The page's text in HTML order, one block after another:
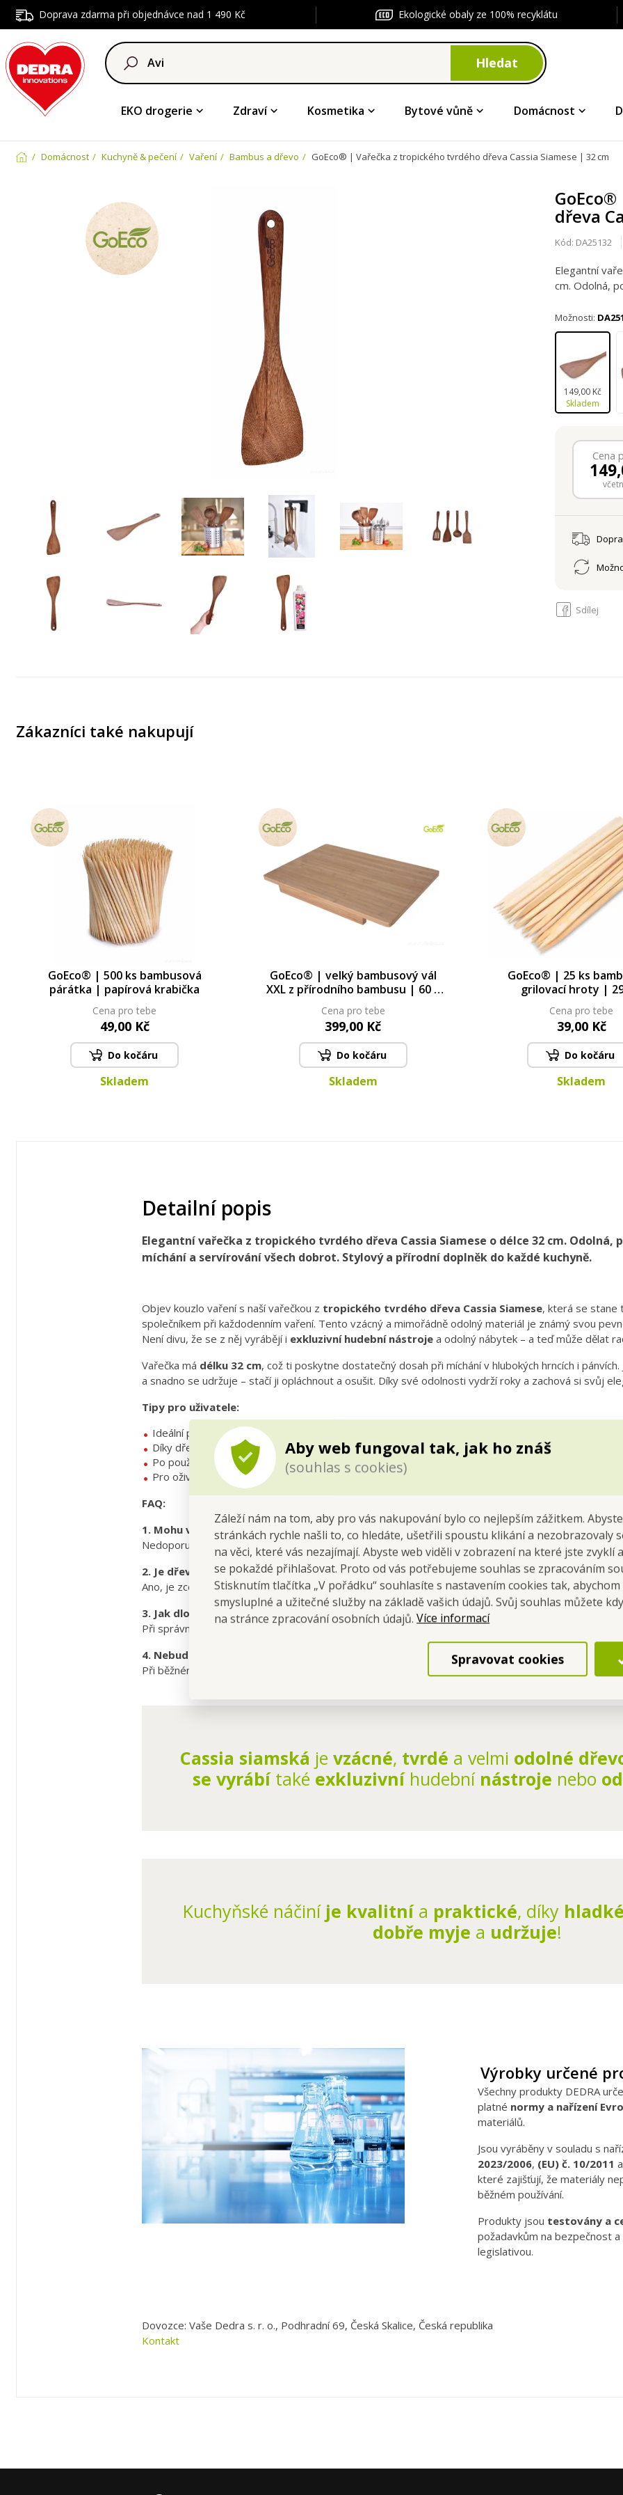
Doprava zdarma při objednávce nad 1 490 Kč Ekologické obaly ze 100% recyklátu
Hledat
EKO drogerie Zdraví Kosmetika Bytové vůně Domácnost
Aby web fungoval tak, jak ho znáš
(souhlas s cookies)
Záleží nám na tom, aby pro vás nakupování bylo co nejlepším zážitkem.
stránkách rychle našli to, co hledáte, ušetřili spoustu klikání a nezobrazovaly
na věci, které vás nezajímají. Abyste web viděli v zobrazení na které jste zvyklí
se pokaždé přihlašovat. Proto od vás potřebujeme souhlas se zpracováním
Stisknutím tlačítka „V pořádku“ souhlasíte s nastavením cookies tak,
smysluplné a užitečné služby na základě vašich údajů. Svůj souhlas můžete
na stránce zpracování osobních údajů.Více informací
Spravovat cookies
Domácnost Kuchyně & pečení Vaření Bambus a dřevo GoEco® | Vařečka z tropického tvrdého dřeva Cassia Siamese | 32 cm
dřeva
Kód: DA25132
Elegantní
cm. Odolná,
Možnosti:
149,00 Kč
Skladem
Cena
Sdílej
Zákazníci také nakupují
GoEco® | 500 ks bambusová
párátka | papírová krabička
Cena pro tebe
49,00 Kč
Do kočáru
Skladem
GoEco® | velký bambusový vál
XXL z přírodního bambusu | 60 ×
Cena pro tebe
399,00 Kč
Do kočáru
Skladem
GoEco® | 25 ks
grilovací hroty |
Cena pro tebe
39,00 Kč
Do kočáru
Skladem
Detailní popis
Elegantní vařečka z tropického tvrdého dřeva Cassia Siamese o délce 32 cm. Odolná,
míchání a servírování všech dobrot. Stylový a přírodní doplněk do každé kuchyně.
Objev kouzlo vaření s naší vařečkou z tropického tvrdého dřeva Cassia Siamese, která se stane
společníkem při každodenním vaření. Tento vzácný a mimořádně odolný materiál je známý svou
Není divu, že se z něj vyrábějí i exkluzivní hudební nástrojea odolný nábytek – a teď může dělat
Vařečka má délku 32 cm, což ti poskytne dostatečný dosah při míchání v hlubokých hrncích i pánvích.
a snadno se udržuje – stačí ji opláchnout a osušit. Díky své odolnosti vydrží roky a zachová si svůj
Tipy pro uživatele:
Ideální pro míchání polévek, omáček, těst i zeleninových směsí.
Díky dřevěnému materiálu je šetrná k povrchům s nepřilnavou vrstvou – nepoškrábe je.
Po použití ji umyj v ruce, aby si zachovala svůj krásný vzhled a dlouhou životnost.
Pro oživení barvy můžeš jednou za čas potřít povrch vařečky kapkou jedlého oleje.
FAQ:
1. Mohu vařečku mýt v myčce?
Nedoporučujeme to – horká voda a čisticí prostředky by mohly dřevo vysušit a poškodit. Lepší je
2. Je dřevo Cassia Siamese vhodné pro styk s potravinami?
Ano, je zcela bezpečné a díky svým přirozeným vlastnostem je taképřirozeně antibakteriální.
3. Jak dlouho mi vařečka vydrží?
Při správné péči ti bude sloužit mnoho let, protože Cassia Siamese patří k velmi tvrdým a odolným
4. Nebude se dřevo časem loupat nebo praskat?
Při běžném používání a občasném ošetření olejem si zachová svou krásu i pevnost bez prasklin.
Cassia siamská je vzácné, tvrdé a velmi odolné
se vyrábítaké exkluzivníhudební nástroje nebo
Kuchyňské náčiníje kvalitnía praktické, díky
dobře myje a udržuje!
Výrobky určené
Všechny produkty DEDRA
platné normy a nařízení
materiálů.
Jsou vyráběny v souladu s
2023/2006, (EU) č. 10/2011
které zajišťují, že materiály
běžném používání.
Produkty jsou testovány a
požadavkům na bezpečnost
legislativou.
Dovozce: Vaše Dedra s. r. o., Podhradní 69, Česká Skalice, Česká republika
Kontakt